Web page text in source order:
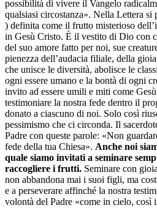
possibilità di vivere il Vangelo
qualsiasi circostanza». Nella Lettera si
) definita come il frutto misterioso
in Gesù Cristo. È il vestito di Dio con
del suo amore fatto per noi, sue
pienezza dell’audacia filiale, della
che unisce le diversità, abolisce le
ogni essere umano e la bontà di ogni
invito ad essere umili e miti come
testimoniare la nostra fede dentro il
donato a ciascuno di noi. Solo così
pessimismo che ci circonda. Il
Padre con queste parole: «Non
fede della tua Chiesa». Anche noi
quale siamo invitati a seminare
raccogliere i frutti. Seminare con
non abbandona mai i suoi figli, ma
e a perseverare affinché la nostra
volontà del Padre «come in cielo, così